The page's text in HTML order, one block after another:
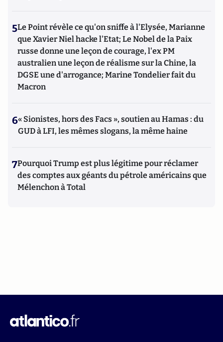
5Le Point révèle ce qu'on sniffe à l'Elysée, Marianne
que Xavier Niel hacke l'Etat; Le Nobel de la Paix
russe donne une leçon de courage, l'ex PM
australien une leçon de réalisme sur la Chine, la
DGSE une d'arrogance; Marine Tondelier fait du
Macron
6« Sionistes, hors des Facs », soutien au Hamas : du
GUD à LFI, les mêmes slogans, la même haine
7Pourquoi Trump est plus légitime pour réclamer
des comptes aux géants du pétrole américains que
Mélenchon à Total